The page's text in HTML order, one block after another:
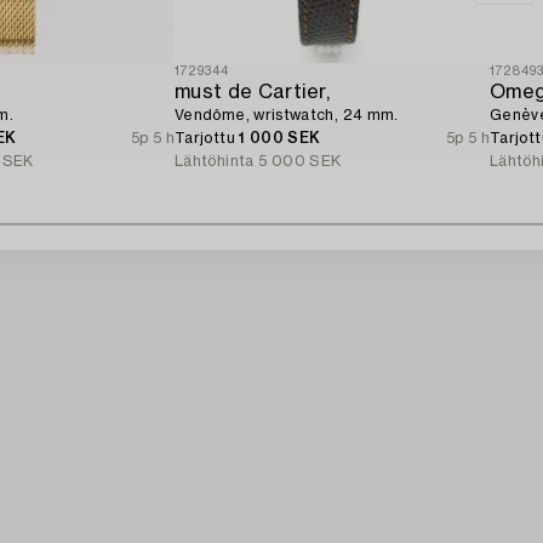
5p 5 h
1729344
must de Cartier,
Vendôme, wristwatch, 24 mm.
Tarjottu1 000 SEK
5p 5 h
Lähtöhinta 5 000 SEK